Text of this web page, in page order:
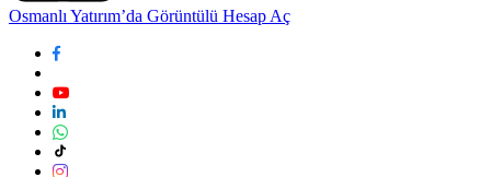
Osmanlı Yatırım’da Görüntülü Hesap Aç